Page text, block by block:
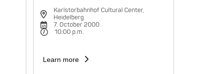
Karlstorbahnhof Cultural Center,
Heidelberg
7. October 2000
10:00 p.m.
Learn more